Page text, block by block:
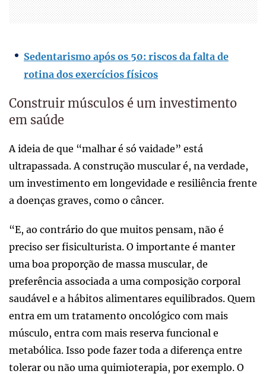
Sedentarismo após os 50: riscos da falta de
rotina dos exercícios físicos
Construir músculos é um investimento
em saúde
A ideia de que “malhar é só vaidade” está
ultrapassada. A construção muscular é, na verdade,
um investimento em longevidade e resiliência frente
a doenças graves, como o câncer.
“E, ao contrário do que muitos pensam, não é
preciso ser fisiculturista. O importante é manter
uma boa proporção de massa muscular, de
preferência associada a uma composição corporal
saudável e a hábitos alimentares equilibrados. Quem
entra em um tratamento oncológico com mais
músculo, entra com mais reserva funcional e
metabólica. Isso pode fazer toda a diferença entre
tolerar ou não uma quimioterapia, por exemplo. O